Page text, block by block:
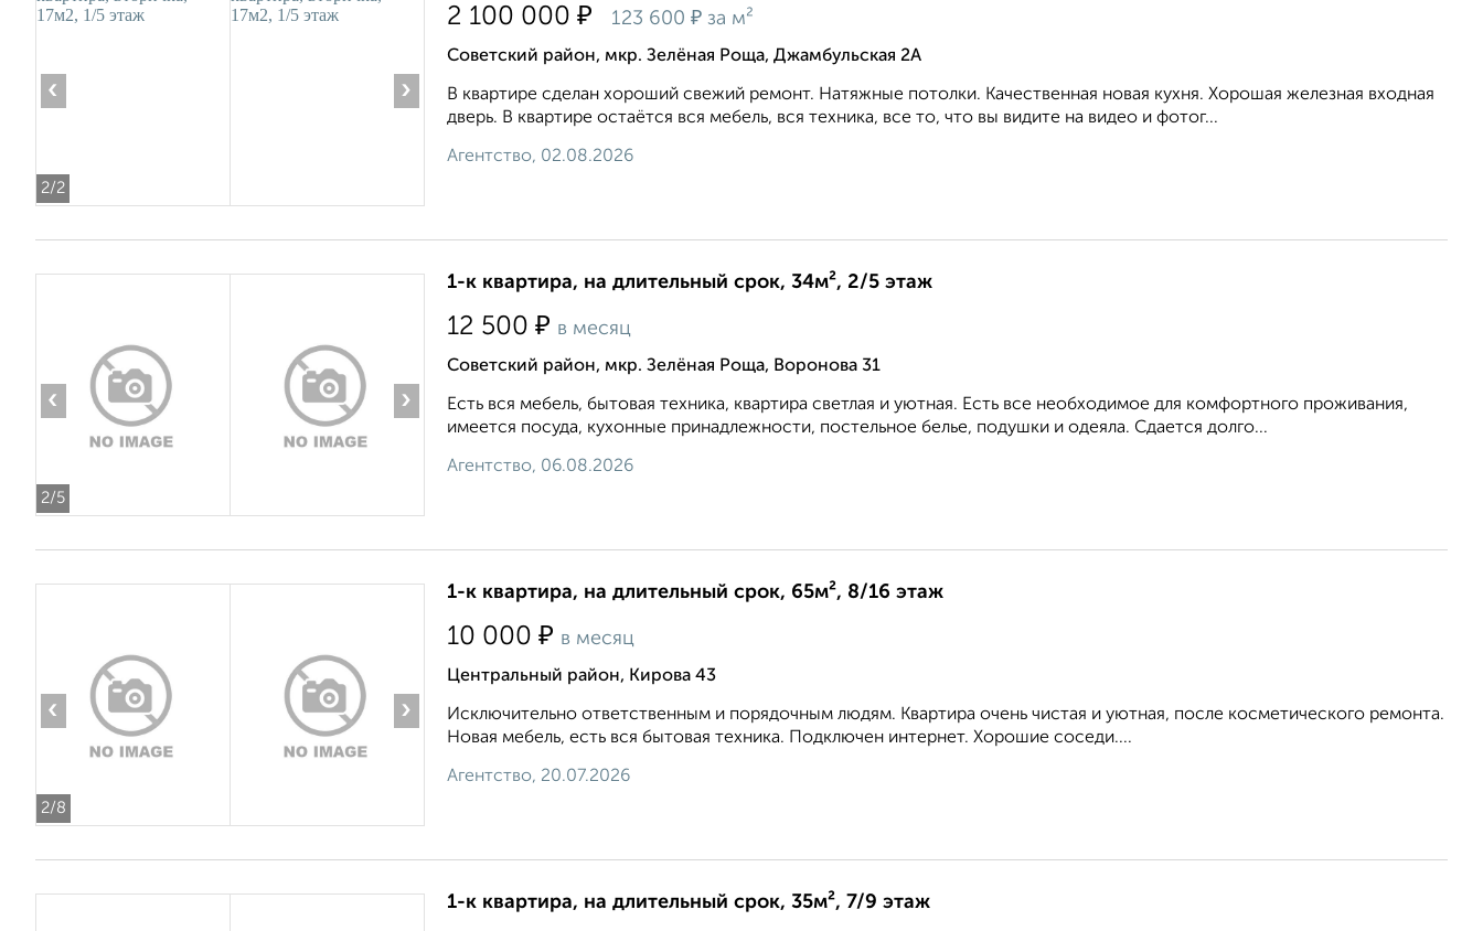
2/2
‹ ›
2 100 000 ₽ 123 600 ₽ за м²
Советский район, мкр. Зелёная Роща, Джамбульская 2А
В квартире сделан хороший свежий ремонт. Натяжные потолки. Качественная новая кухня. Хорошая железная входная
дверь. В квартире остаётся вся мебель, вся техника, все то, что вы видите на видео и фотог...
Агентство, 02.08.2026
2/5
‹ ›
1-к квартира, на длительный срок, 34м², 2/5 этаж
12 500 ₽ в месяц
Советский район, мкр. Зелёная Роща, Воронова 31
Есть вся мебель, бытовая техника, квартира светлая и уютная. Есть все необходимое для комфортного проживания,
имеется посуда, кухонные принадлежности, постельное белье, подушки и одеяла. Сдается долго...
Агентство, 06.08.2026
2/8
‹ ›
1-к квартира, на длительный срок, 65м², 8/16 этаж
10 000 ₽ в месяц
Центральный район, Кирова 43
Исключительно ответственным и порядочным людям. Квартира очень чистая и уютная, после косметического ремонта.
Новая мебель, есть вся бытовая техника. Подключен интернет. Хорошие соседи....
Агентство, 20.07.2026
1-к квартира, на длительный срок, 35м², 7/9 этаж